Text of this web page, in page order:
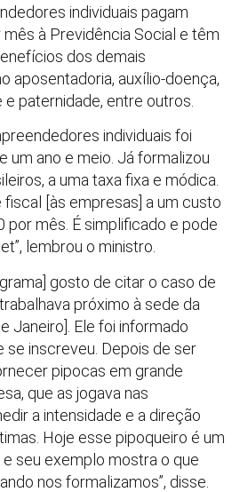
individuais pagam
à Previdência Social e têm
dos demais
aposentadoria, auxílio-doença,
paternidade, entre outros.
individuais foi
um ano e meio. Já formalizou
a uma taxa fixa e módica.
fiscal [às empresas] a um custo
por mês. É simplificado e pode
lembrou o ministro.
gosto de citar o caso de
próximo à sede da
Janeiro]. Ele foi informado
se inscreveu. Depois de ser
pipocas em grande
que as jogava nas
a intensidade e a direção
Hoje esse pipoqueiro é um
seu exemplo mostra o que
nos formalizamos”, disse.